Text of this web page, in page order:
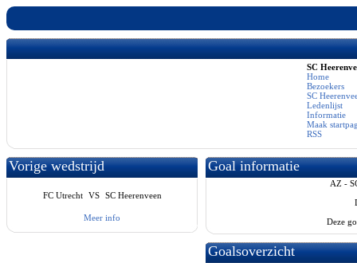
SC
Home
Bezoekers
SC
Ledenlijst
Informatie
Maak
RSS
Vorige wedstrijd
FC Utrecht VS SC Heerenveen
Meer info
Goal informatie
AZ -
Deze
Goalsoverzicht